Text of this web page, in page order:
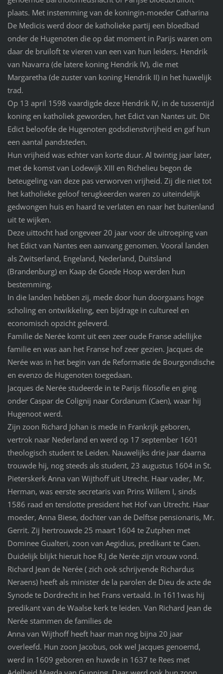
plaats. Met instemming van de koningin-moeder Catharina
De Medicis werd door de katholieke partij een bloedbad
onder de Hugenoten die op dat moment in Parijs waren om
daar de bruiloft te vieren van een van hun leiders. Hendrik
van Navarra (de latere koning Hendrik IV), die met
Margaretha (de zuster van koning Hendrik II) in het huwelijk
trad.
Op 13 april 1598 vaardigde deze Hendrik IV, in de tussentijd
koning en katholiek geworden, het Edict van Nantes uit. Dit
Edict beloofde de Hugenoten godsdienstvrijheid en gaf hun
een aantal pandsteden.
Hun vrijheid was echter van korte duur. Al twintig jaar later,
met de komst van Lodewijk XIII en Richelieu begon de
beteugeling van deze pas verworven vrijheid. Zij die niet tot
het katholieke geloof terugkeerden waren zo uiteindelijk
gedwongen huis en haard te verlaten en naar het buitenland
uit te wijken.
Deze uittocht had ongeveer 20 jaar voor de uitroeping van
het Edict van Nantes een aanvang genomen. Vooral landen
als Zwitserland, Engeland, Nederland, Duitsland
(Brandenburg) en Kaap de Goede Hoop werden hun
bestemming.
In die landen hebben zij, mede door hun doorgaans hoge
scholing en ontwikkeling, een bijdrage in cultureel en
economisch opzicht geleverd.
Familie de Nerée komt uit een zeer oude Franse adellijke
familie en was aan het Franse hof zeer gezien. Jacques de
Nerée was in het begin van de Reformatie de Bourgondische
en evenzo de Hugenoten toegedaan.
Jacques de Nerée studeerde in te Parijs filosofie en ging
onder Caspar de Colignij naar Cordanum (Caen), waar hij
Hugenoot werd.
Zijn zoon Richard Johan is mede in Frankrijk geboren,
vertrok naar Nederland en werd op 17 september 1601
theologisch student te Leiden. Nauwelijks drie jaar daarna
trouwde hij, nog steeds als student, 23 augustus 1604 in St.
Pieterskerk Anna van Wijthoff uit Utrecht. Haar vader, Mr.
Herman, was eerste secretaris van Prins Willem I, sinds
1586 raad en tenslotte president het Hof van Utrecht. Haar
moeder, Anna Biese, dochter van de Delftse pensionaris, Mr.
Gerrit. Zij hertrouwde 25 maart 1604 te Zutphen met
Dominee Gualteri, zoon van Aegidius, predikant te Caen.
Duidelijk blijkt hieruit hoe R.J de Nerée zijn vrouw vond.
Richard Jean de Nerée ( zich ook schrijvende Richardus
Neraens) heeft als minister de la parolen de Dieu de acte de
Synode te Dordrecht in het Frans vertaald. In 1611was hij
predikant van de Waalse kerk te leiden. Van Richard Jean de
Nerée stammen de families de
Anna van Wijthoff heeft haar man nog bijna 20 jaar
overleefd. Hun zoon Jacobus, ook wel Jacques genoemd,
werd in 1609 geboren en huwde in 1637 te Rees met